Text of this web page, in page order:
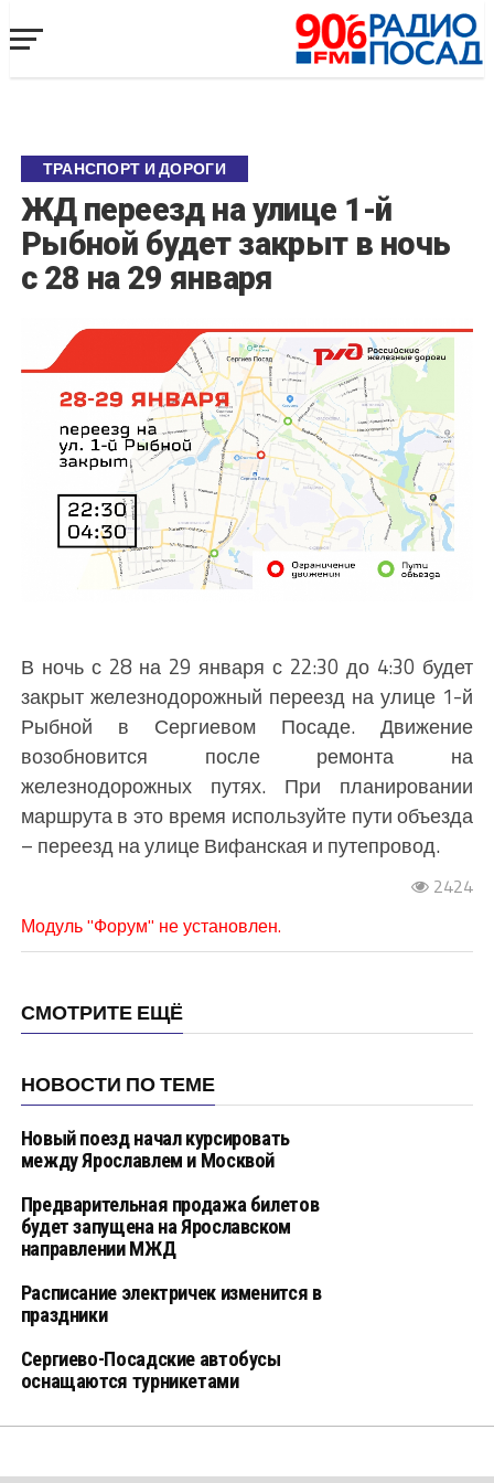
ТРАНСПОРТ И ДОРОГИ
ЖД переезд на улице 1-й
Рыбной будет закрыт в ночь
с 28 на 29 января
В ночь с 28 на 29 января с 22:30 до 4:30 будет
закрыт железнодорожный переезд на улице 1-й
Рыбной в Сергиевом Посаде. Движение
возобновится после ремонта на
железнодорожных путях. При планировании
маршрута в это время используйте пути объезда
– переезд на улице Вифанская и путепровод.
2424
Модуль "Форум" не установлен.
СМОТРИТЕ ЕЩЁ
НОВОСТИ ПО ТЕМЕ
Новый поезд начал курсировать
между Ярославлем и Москвой
Предварительная продажа билетов
будет запущена на Ярославском
направлении МЖД
Расписание электричек изменится в
праздники
Сергиево-Посадские автобусы
оснащаются турникетами